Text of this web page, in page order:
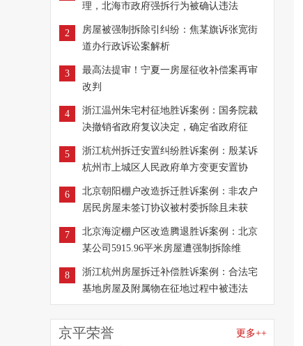
理，北海市政府强拆行为被确认违法
2
房屋被强制拆除引纠纷：焦某旗诉张宽街
道办行政诉讼案解析
3
最高法提审！宁夏一房屋征收补偿案再审
改判
4
浙江温州朱宅村征地胜诉案例：国务院裁
决撤销省政府复议决定，确定省政府征
5
浙江杭州拆迁安置纠纷胜诉案例：殷某诉
杭州市上城区人民政府单方变更安置协
6
北京朝阳棚户改造拆迁胜诉案例：非农户
居民房屋未签订协议被村委拆除且未获
7
北京海淀棚户区改造腾退胜诉案例：北京
某公司5915.96平米房屋遭强制拆除维
8
浙江杭州房屋拆迁补偿胜诉案例：合法宅
基地房屋及附属物在征地过程中被违法
京平荣誉 更多++